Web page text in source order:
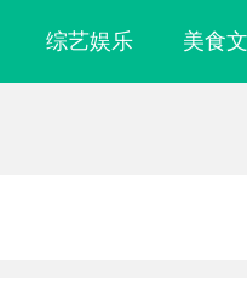
综艺娱乐 美食